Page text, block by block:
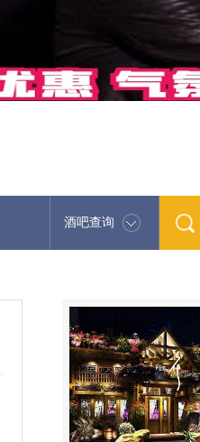
酒吧查询